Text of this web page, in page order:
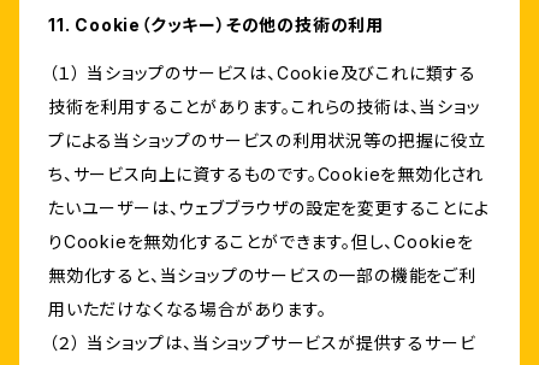
11. Cookie（クッキー）その他の技術の利用
（１） 当ショップのサービスは、Cookie及びこれに類する
技術を利用することがあります。これらの技術は、当ショッ
プによる当ショップのサービスの利用状況等の把握に役立
ち、サービス向上に資するものです。Cookieを無効化され
たいユーザーは、ウェブブラウザの設定を変更することによ
りCookieを無効化することができます。但し、Cookieを
無効化すると、当ショップのサービスの一部の機能をご利
用いただけなくなる場合があります。
（２） 当ショップは、当ショップサービスが提供するサービ